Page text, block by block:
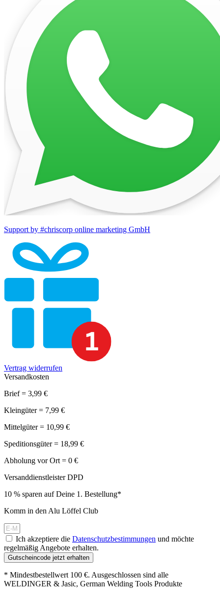
Support by #chriscorp online marketing GmbH
Vertrag widerrufen
Versandkosten
Brief = 3,99 €
Kleingüter = 7,99 €
Mittelgüter = 10,99 €
Speditionsgüter = 18,99 €
Abholung vor Ort = 0 €
Versanddienstleister DPD
10 % sparen auf Deine 1. Bestellung*
Komm in den Alu Löffel Club
Ich akzeptiere die Datenschutzbestimmungen und möchte
regelmäßig Angebote erhalten.
Gutscheincode jetzt erhalten
* Mindestbestellwert 100 €. Ausgeschlossen sind alle
WELDINGER & Jasic, German Welding Tools Produkte